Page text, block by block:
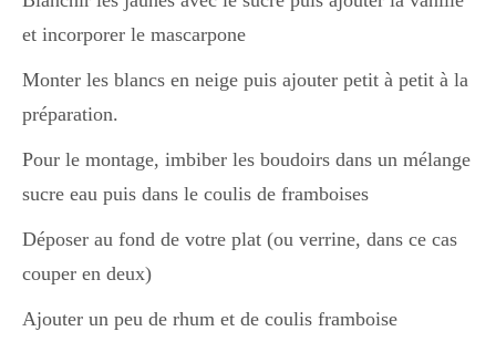
et incorporer le mascarpone
Monter les blancs en neige puis ajouter petit à petit à la
préparation.
Pour le montage, imbiber les boudoirs dans un mélange
sucre eau puis dans le coulis de framboises
Déposer au fond de votre plat (ou verrine, dans ce cas
couper en deux)
Ajouter un peu de rhum et de coulis framboise